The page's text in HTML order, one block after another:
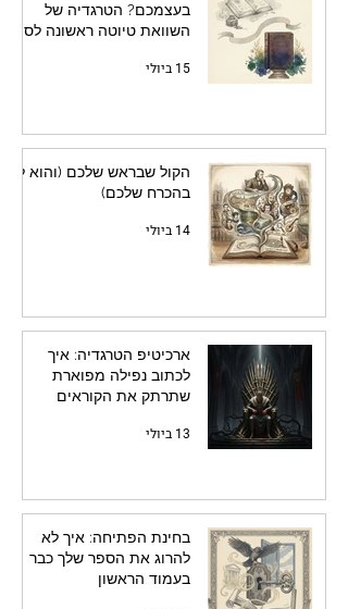
בעצמכם? הטרגדיה של
השוואת טיוטה ראשונה לספר
15 ביולי
הקול שבראש שלכם (והוא לא
בהכרח שלכם)
14 ביולי
ארכיטיפ הטרגדיה: איך
לכתוב נפילה מפוארת
שתרתק את הקוראים
13 ביולי
בחינת הפתיחה: איך לא
להרוג את הספר שלך כבר
בעמוד הראשון